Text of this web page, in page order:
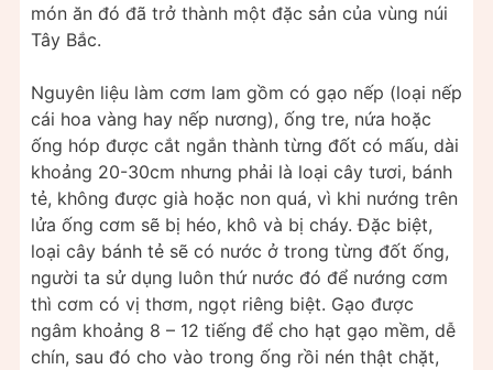
món ăn đó đã trở thành một đặc sản của vùng núi
Tây Bắc.
Nguyên liệu làm cơm lam gồm có gạo nếp (loại nếp
cái hoa vàng hay nếp nương), ống tre, nứa hoặc
ống hóp được cắt ngắn thành từng đốt có mấu, dài
khoảng 20-30cm nhưng phải là loại cây tươi, bánh
tẻ, không được già hoặc non quá, vì khi nướng trên
lửa ống cơm sẽ bị héo, khô và bị cháy. Đặc biệt,
loại cây bánh tẻ sẽ có nước ở trong từng đốt ống,
người ta sử dụng luôn thứ nước đó để nướng cơm
thì cơm có vị thơm, ngọt riêng biệt. Gạo được
ngâm khoảng 8 – 12 tiếng để cho hạt gạo mềm, dễ
chín, sau đó cho vào trong ống rồi nén thật chặt,